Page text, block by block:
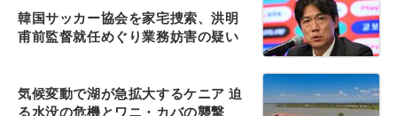
韓国サッカー協会を家宅捜索、洪明
甫前監督就任めぐり業務妨害の疑い
気候変動で湖が急拡大するケニア 迫
る水没の危機とワニ・カバの襲撃